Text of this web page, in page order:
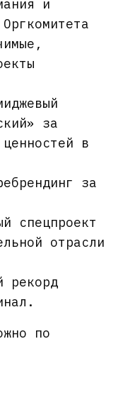
и
за
в
за
спецпроект
отрасли
рекорд
по